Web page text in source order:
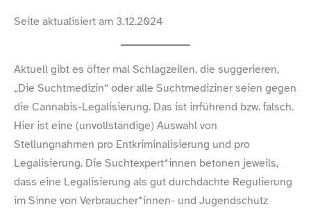
Seite aktualisiert am 3.12.2024
Aktuell gibt es öfter mal Schlagzeilen, die suggerieren,
„Die Suchtmedizin“ oder alle Suchtmediziner seien gegen
die Cannabis-​Legalisierung. Das ist irrführend bzw. falsch.
Hier ist eine (unvollständige) Auswahl von
Stellungnahmen pro Entkriminalisierung und pro
Legalisierung. Die Suchtexpert*innen betonen jeweils,
dass eine Legalisierung als gut durchdachte Regulierung
im Sinne von Verbraucher*innen- und Jugendschutz